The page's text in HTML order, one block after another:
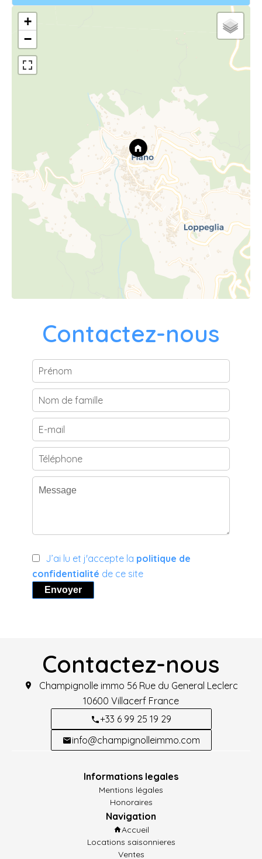
+
−
Contactez-nous
J’ai lu et j'accepte la politique de
confidentialité de ce site
Envoyer
Contactez-nous
Champignolle immo 56 Rue du General Leclerc
10600 Villacerf France
+33 6 99 25 19 29
info@champignolleimmo.com
Informations legales
Mentions légales
Honoraires
Navigation
Accueil
Locations saisonnieres
Ventes